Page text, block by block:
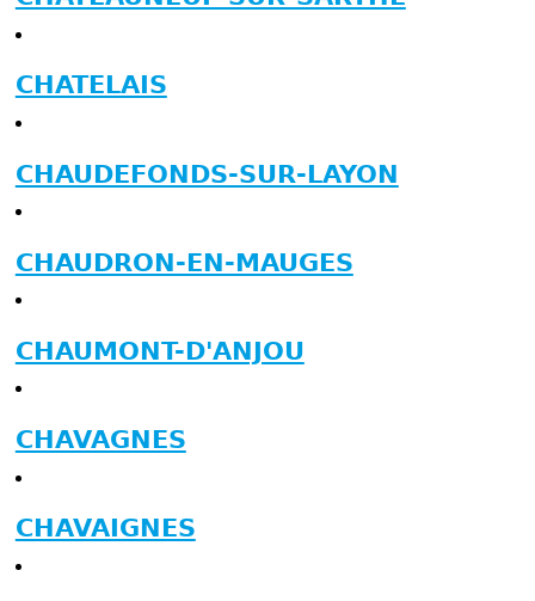
CHATELAIS
CHAUDEFONDS-SUR-LAYON
CHAUDRON-EN-MAUGES
CHAUMONT-D'ANJOU
CHAVAGNES
CHAVAIGNES